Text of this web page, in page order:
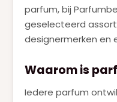
Roberto Cavalli(1)
SERGE LUTENS(1)
VALENTINO(15)
VERSACE(3)
parfum, bij
geselecteerd
designermerken en
Waarom is
Iedere parfum